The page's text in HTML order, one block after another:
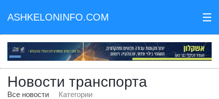
ASHKELONINFO.COM III
Новости транспорта
Все новости Категории